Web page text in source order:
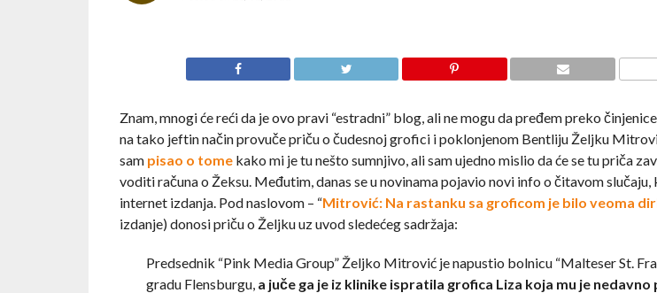
Znam, mnogi će reći da je ovo pravi “estradni” blog, ali ne mogu da pređem preko
na tako jeftin način provuče priču o čudesnoj grofici i poklonjenom Bentliju Željku
sam pisao o tomekako mi je tu nešto sumnjivo, ali sam ujedno mislio da će se tu priča
voditi računa o Žeksu. Međutim, danas se u novinama pojavio novi info o čitavom
internet izdanja. Pod naslovom – “Mitrović: Na rastanku sa groficom je bilo veoma
izdanje) donosi priču o Željku uz uvod sledećeg sadržaja:
Predsednik “Pink Media Group” Željko Mitrović je napustio bolnicu “Malteser St.
gradu Flensburgu,a juče ga je iz klinike ispratila grofica Liza koja mu je nedavno